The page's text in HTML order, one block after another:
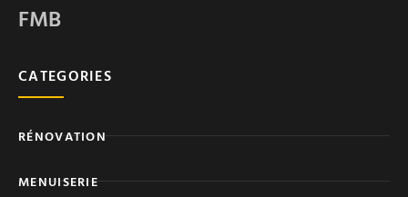
FMB
CATEGORIES
RÉNOVATION
MENUISERIE